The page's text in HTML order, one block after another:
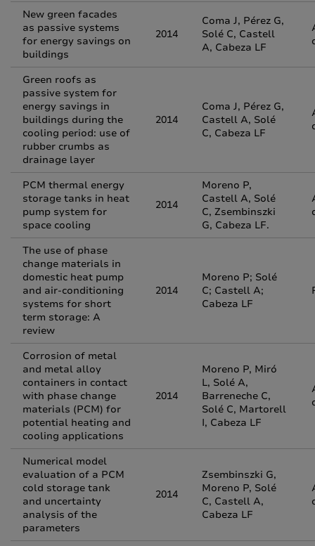
New green facades
as passive systems
for energy savings on
buildings
2014
Coma J, Pérez G,
Solé C, Castell
A, Cabeza LF
Green roofs as
passive system for
energy savings in
buildings during the
cooling period: use of
rubber crumbs as
drainage layer
2014
Coma J, Pérez G,
Castell A, Solé
C, Cabeza LF
PCM thermal energy
storage tanks in heat
pump system for
space cooling
2014
Moreno P,
Castell A, Solé
C, Zsembinszki
G, Cabeza LF.
The use of phase
change materials in
domestic heat pump
and air-conditioning
systems for short
term storage: A
review
2014
Moreno P; Solé
C; Castell A;
Cabeza LF
Corrosion of metal
and metal alloy
containers in contact
with phase change
materials (PCM) for
potential heating and
cooling applications
2014
Moreno P, Miró
L, Solé A,
Barreneche C,
Solé C, Martorell
I, Cabeza LF
Numerical model
evaluation of a PCM
cold storage tank
and uncertainty
analysis of the
parameters
2014
Zsembinszki G,
Moreno P, Solé
C, Castell A,
Cabeza LF